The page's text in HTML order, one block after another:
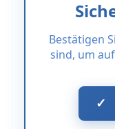
Bestätigen
sind, um
✓